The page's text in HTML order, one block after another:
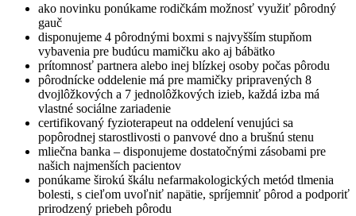
ako novinku ponúkame rodičkám možnosť využiť pôrodný
gauč
disponujeme 4 pôrodnými boxmi s najvyšším stupňom
vybavenia pre budúcu mamičku ako aj bábätko
prítomnosť partnera alebo inej blízkej osoby počas pôrodu
pôrodnícke oddelenie má pre mamičky pripravených 8
dvojlôžkových a 7 jednolôžkových izieb, každá izba má
vlastné sociálne zariadenie
certifikovaný fyzioterapeut na oddelení venujúci sa
popôrodnej starostlivosti o panvové dno a brušnú stenu
mliečna banka – disponujeme dostatočnými zásobami pre
našich najmenších pacientov
ponúkame širokú škálu nefarmakologických metód tlmenia
bolesti, s cieľom uvoľniť napätie, spríjemniť pôrod a podporiť
prirodzený priebeh pôrodu